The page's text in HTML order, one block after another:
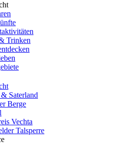
Trinken
Saterland
Berge
Vechta
Talsperre